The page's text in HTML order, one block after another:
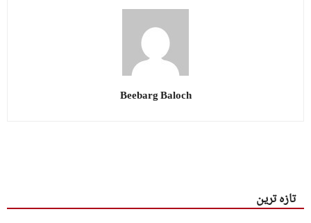
Beebarg Baloch
تازہ ترین